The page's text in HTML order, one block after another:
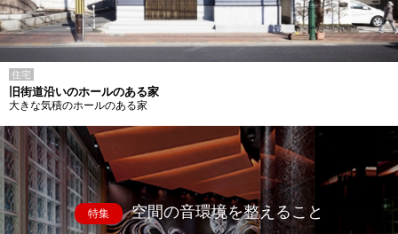
住宅
旧街道沿いのホールのある家
大きな気積のホールのある家
特集 空間の音環境を整えること